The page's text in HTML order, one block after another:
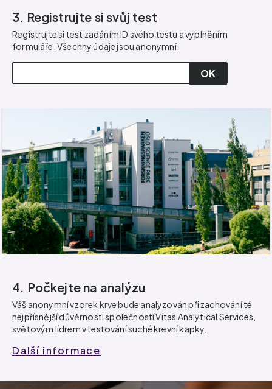
3. Registrujte si svůj test
Registrujte si test zadáním ID svého testu a vyplněním
formuláře. Všechny údaje jsou anonymní.
OK
4. Počkejte na analýzu
Váš anonymní vzorek krve bude analyzován při zachování té
nejpřísnější důvěrnosti společností Vitas Analytical Services,
světovým lídrem v testování suché krevní kapky.
Další informace